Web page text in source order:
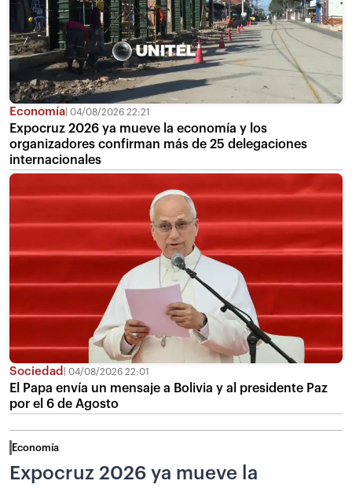
Economía 04/08/2026 22:21
Expocruz 2026 ya mueve la economía y los
organizadores confirman más de 25 delegaciones
internacionales
Sociedad 04/08/2026 22:01
El Papa envía un mensaje a Bolivia y al presidente Paz
por el 6 de Agosto
Economía
Expocruz 2026 ya mueve la